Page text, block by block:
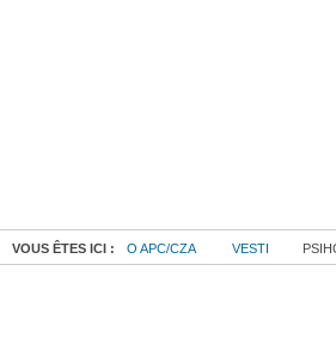
VOUS ÊTES ICI : O APC/CZA VESTI